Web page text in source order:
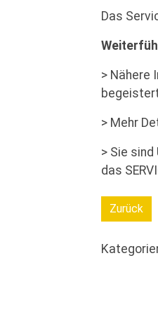
Das
> Nähere
> Mehr
> Sie
das
Zurück